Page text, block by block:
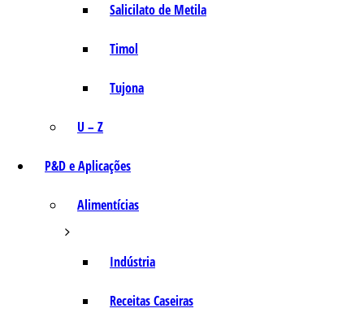
Salicilato de Metila
Timol
Tujona
U – Z
P&D e Aplicações
Alimentícias
Indústria
Receitas Caseiras